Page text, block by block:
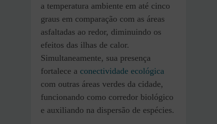
a temperatura ambiente em até cinco
graus em comparação com as áreas
asfaltadas ao redor, diminuindo os
efeitos das ilhas de calor.
Simultaneamente, sua presença
fortalece a conectividade ecológica
com outras áreas verdes da cidade,
funcionando como corredor biológico
e auxiliando na dispersão de espécies.